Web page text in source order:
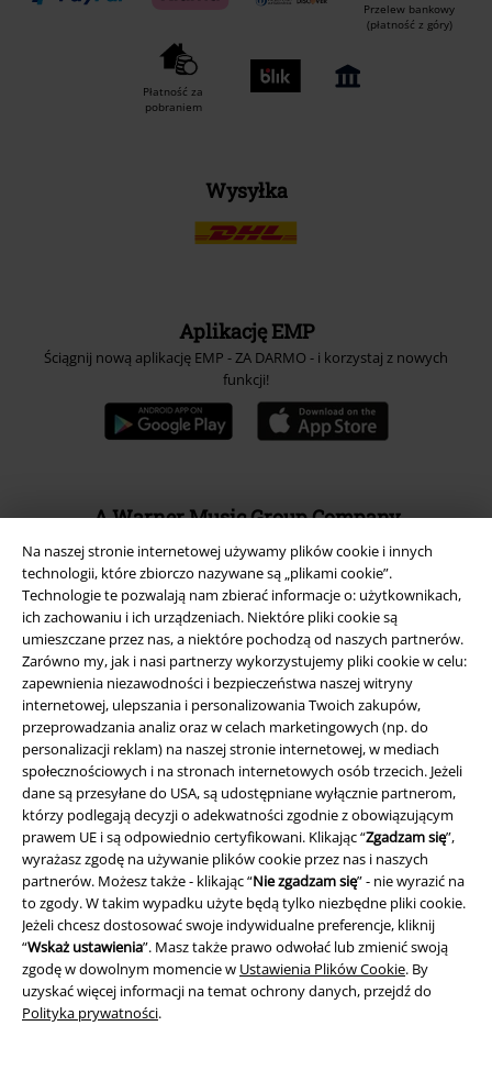
Na naszej stronie internetowej używamy plików cookie i innych
technologii, które zbiorczo nazywane są „plikami cookie”.
Technologie te pozwalają nam zbierać informacje o: użytkownikach,
ich zachowaniu i ich urządzeniach. Niektóre pliki cookie są
umieszczane przez nas, a niektóre pochodzą od naszych partnerów.
Zarówno my, jak i nasi partnerzy wykorzystujemy pliki cookie w celu:
zapewnienia niezawodności i bezpieczeństwa naszej witryny
internetowej, ulepszania i personalizowania Twoich zakupów,
przeprowadzania analiz oraz w celach marketingowych (np. do
personalizacji reklam) na naszej stronie internetowej, w mediach
społecznościowych i na stronach internetowych osób trzecich. Jeżeli
dane są przesyłane do USA, są udostępniane wyłącznie partnerom,
którzy podlegają decyzji o adekwatności zgodnie z obowiązującym
prawem UE i są odpowiednio certyfikowani. Klikając “Zgadzam się”,
wyrażasz zgodę na używanie plików cookie przez nas i naszych
partnerów. Możesz także - klikając “Nie zgadzam się” - nie wyrazić na
to zgody. W takim wypadku użyte będą tylko niezbędne pliki cookie.
Jeżeli chcesz dostosować swoje indywidualne preferencje, kliknij
“Wskaż ustawienia”. Masz także prawo odwołać lub zmienić swoją
zgodę w dowolnym momencie w Ustawienia Plików Cookie. By
uzyskać więcej informacji na temat ochrony danych, przejdź do
Polityka prywatności.
Przelew bankowy
(płatność z góry)
Płatność za
pobraniem
Wysyłka
Aplikację EMP
Ściągnij nową aplikację EMP - ZA DARMO - i korzystaj z nowych
funkcji!
A Warner Music Group Company
Informacje prawne
Regulamin
Dane firmy
Polityka prywatności
Unieszkodliwianie odpadów i ochrona środowiska